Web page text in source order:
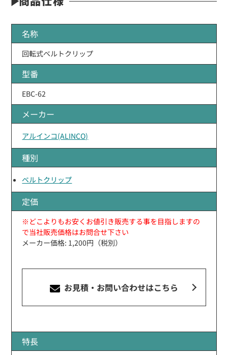
名称
回転式ベルトクリップ
型番
EBC-62
メーカー
アルインコ(ALINCO)
種別
ベルトクリップ
定価
※どこよりもお安くお値引き販売する事を目指しますの
で当社販売価格はお問合せ下さい
メーカー価格: 1,200円（税別）
お見積・お問い合わせはこちら
特長